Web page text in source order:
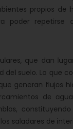
propios de
poder repetirse
que dan
suelo. Lo que
generan flujos
de
saladares de